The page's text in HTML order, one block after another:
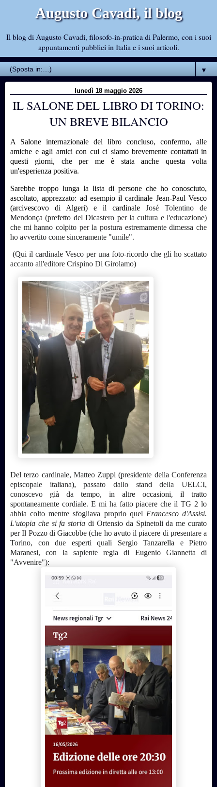
Augusto Cavadi, il blog
Il blog di Augusto Cavadi, filosofo-in-pratica di Palermo, con i suoi
appuntamenti pubblici in Italia e i suoi articoli.
▼
lunedì 18 maggio 2026
IL SALONE DEL LIBRO DI TORINO:
UN BREVE BILANCIO
A Salone internazionale del libro concluso, confermo, alle
amiche e agli amici con cui ci siamo brevemente contattati in
questi giorni, che per me è stata anche questa volta
un'esperienza positiva.
Sarebbe troppo lunga la lista di persone che ho conosciuto,
ascoltato, apprezzato: ad esempio il cardinale Jean-Paul Vesco
(arcivescovo di Algeri) e il cardinale José Tolentino de
Mendonça (prefetto del Dicastero per la cultura e l'educazione)
che mi hanno colpito per la postura estremamente dimessa che
ho avvertito come sinceramente "umile".
(Qui il cardinale Vesco per una foto-ricordo che gli ho scattato
accanto all'editore Crispino Di Girolamo)
Del terzo cardinale, Matteo Zuppi (presidente della Conferenza
episcopale italiana), passato dallo stand della UELCI,
conoscevo già da tempo, in altre occasioni, il tratto
spontaneamente cordiale. E mi ha fatto piacere che il TG 2 lo
abbia colto mentre sfogliava proprio quel Francesco d'Assisi.
L'utopia che si fa storia di Ortensio da Spinetoli da me curato
per Il Pozzo di Giacobbe (che ho avuto il piacere di presentare a
Torino, con due esperti quali Sergio Tanzarella e Pietro
Maranesi, con la sapiente regia di Eugenio Giannetta di
"Avvenire"):